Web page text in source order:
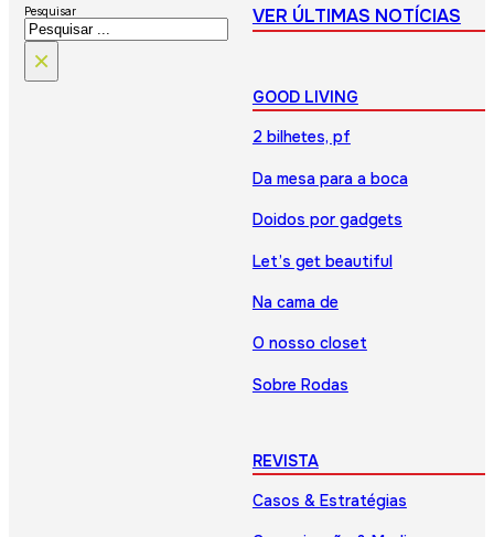
Pesquisar
×
VER ÚLTIMAS NOTÍCIAS
GOOD LIVING
2 bilhetes, pf
Da mesa para a boca
Doidos por gadgets
Let’s get beautiful
Na cama de
O nosso closet
Sobre Rodas
REVISTA
Casos & Estratégias